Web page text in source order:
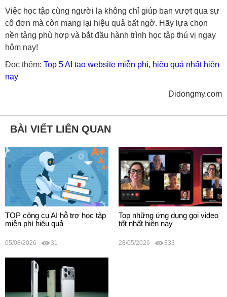
Việc học tập cùng người lạ không chỉ giúp bạn vượt qua sự
cô đơn mà còn mang lại hiệu quả bất ngờ. Hãy lựa chọn
nền tảng phù hợp và bắt đầu hành trình học tập thú vị ngay
hôm nay!
Đọc thêm: Top 5 AI tạo website miễn phí, hiệu quả nhất hiện
nay
Didongmy.com
BÀI VIẾT LIÊN QUAN
TOP công cụ AI hỗ trợ học tập
miễn phí hiệu quả
05/08/2026 31
Top những ứng dụng gọi video
tốt nhất hiện nay
28/05/2026 333